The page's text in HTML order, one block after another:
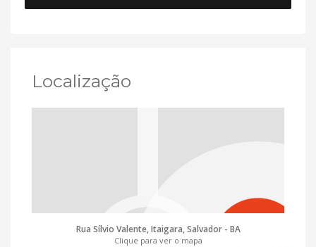
Localização
Rua Sílvio Valente, Itaigara, Salvador - BA
Clique para ver o mapa